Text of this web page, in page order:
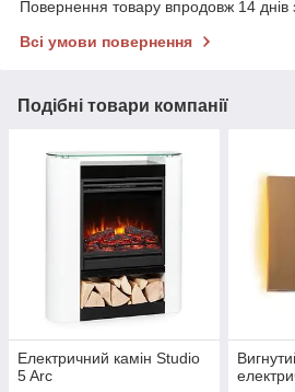
Повернення товару впродовж 14 днів
Всі умови повернення
Подібні товари компанії
Електричний камін Studio
5 Arc